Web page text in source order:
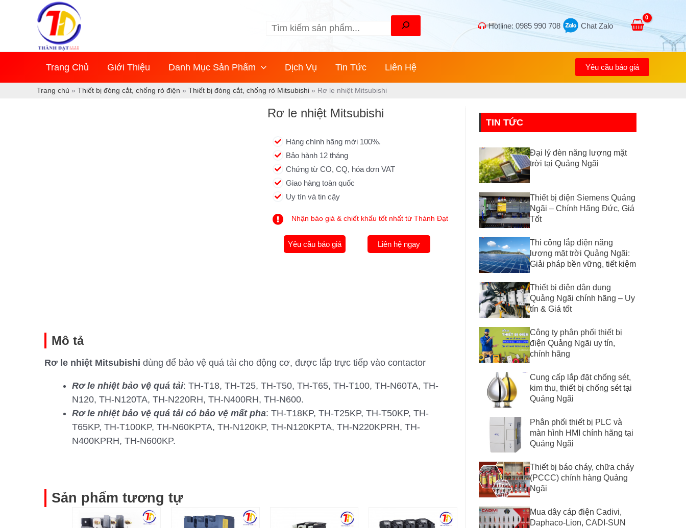
Hotline: 0985 990 708 Chat Zalo
Trang Chủ Giới Thiệu Danh Mục Sản Phẩm Dịch Vụ Tin Tức Liên Hệ Yêu cầu báo giá
Trang chủ » Thiết bị đóng cắt, chống rò điện » Thiết bị đóng cắt, chống rò Mitsubishi » Rơ le nhiệt Mitsubishi
Rơ le nhiệt Mitsubishi
Hàng chính hãng mới 100%.
Bảo hành 12 tháng
Chứng từ CO, CQ, hóa đơn VAT
Giao hàng toàn quốc
Uy tín và tin cậy
Nhận báo giá & chiết khấu tốt nhất từ Thành Đạt
Yêu cầu báo giá Liên hệ ngay
Mô tả
Rơ le nhiệt Mitsubishi dùng để bảo vệ quá tải cho động cơ, được lắp trực tiếp vào contactor
Rơ le nhiệt bảo vệ quá tải: TH-T18, TH-T25, TH-T50, TH-T65, TH-T100, TH-N60TA, TH-
N120, TH-N120TA, TH-N220RH, TH-N400RH, TH-N600.
Rơ le nhiệt bảo vệ quá tải có bảo vệ mất pha: TH-T18KP, TH-T25KP, TH-T50KP, TH-
T65KP, TH-T100KP, TH-N60KPTA, TH-N120KP, TH-N120KPTA, TH-N220KPRH, TH-
N400KPRH, TH-N600KP.
Sản phẩm tương tự
TIN TỨC
Đại lý đèn năng lượng mặt
trời tại Quảng Ngãi
Thiết bị điện Siemens Quảng
Ngãi – Chính Hãng Đức, Giá
Tốt
Thi công lắp điện năng
lượng mặt trời Quảng Ngãi:
Giải pháp bền vững, tiết kiệm
Thiết bị điện dân dụng
Quảng Ngãi chính hãng – Uy
tín & Giá tốt
Công ty phân phối thiết bị
điện Quảng Ngãi uy tín,
chính hãng
Cung cấp lắp đặt chống sét,
kim thu, thiết bị chống sét tại
Quảng Ngãi
Phân phối thiết bị PLC và
màn hình HMI chính hãng tại
Quảng Ngãi
Thiết bị báo cháy, chữa cháy
(PCCC) chính hàng Quảng
Ngãi
Mua dây cáp điện Cadivi,
Daphaco-Lion, CADI-SUN